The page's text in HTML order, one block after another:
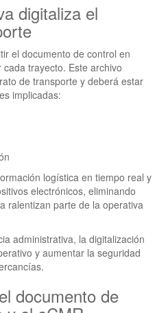
digitaliza el
el documento de control en
trayecto. Este archivo
de transporte y deberá estar
implicadas:
logística en tiempo real y
electrónicos, eliminando
ralentizan parte de la operativa
administrativa, la digitalización
y aumentar la seguridad
documento de